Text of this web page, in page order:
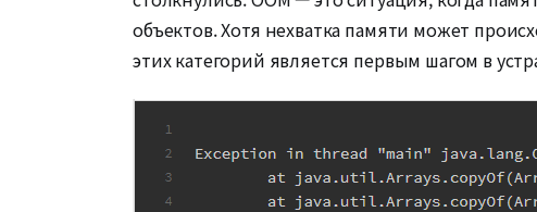
объектов. Хотя нехватка памяти может
этих категорий является первым шагом в